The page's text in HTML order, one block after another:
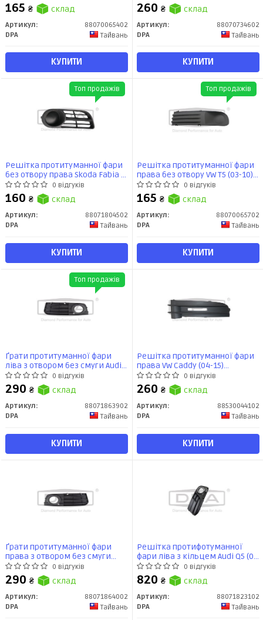
165 ₴ склад
Артикул:
88070065402
DPA
Тайвань
КУПИТИ
260 ₴ склад
Артикул:
88070734602
DPA
Тайвань
КУПИТИ
Решітка протитуманної фари
без отвору права Skoda Fabia I
(6Y2) (99-08) (88071804502) DPA
0 відгуків
160 ₴ склад
Артикул:
88071804502
DPA
Тайвань
КУПИТИ
Топ продажів
Решітка протитуманної фари
права без отвору VW T5 (03-10)
(88070065702) DPA
0 відгуків
165 ₴ склад
Артикул:
88070065702
DPA
Тайвань
КУПИТИ
Топ продажів
Ґрати протитуманної фари
ліва з отвором без смуги Audi
A4 (07-15) (88071863902) DPA
0 відгуків
290 ₴ склад
Артикул:
88071863902
DPA
Тайвань
КУПИТИ
Топ продажів
Решітка протитуманної фари
права VW Caddy (04-15)
(88530044102) DPA
0 відгуків
260 ₴ склад
Артикул:
88530044102
DPA
Тайвань
КУПИТИ
Ґрати протитуманної фари
права з отвором без смуги
Audi A4 (07-15) (88071864002)
DPA
0 відгуків
290 ₴ склад
Артикул:
88071864002
DPA
Тайвань
Решітка протифотуманної
фари ліва з кільцем Audi Q5 (08
-) (88071823102) DPA
0 відгуків
820 ₴ склад
Артикул:
88071823102
DPA
Тайвань